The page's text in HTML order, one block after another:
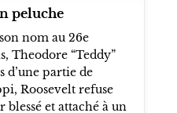
peluche
nom au 26e
Theodore “Teddy”
d’une partie de
Roosevelt refuse
et attaché à un